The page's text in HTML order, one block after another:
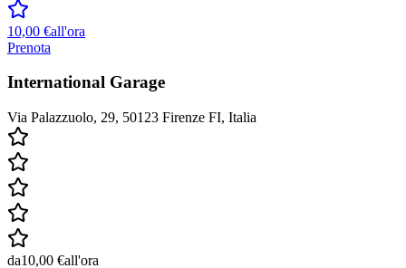
10,00 €all'ora
Prenota
International Garage
Via Palazzuolo, 29, 50123 Firenze FI, Italia
da10,00 €all'ora